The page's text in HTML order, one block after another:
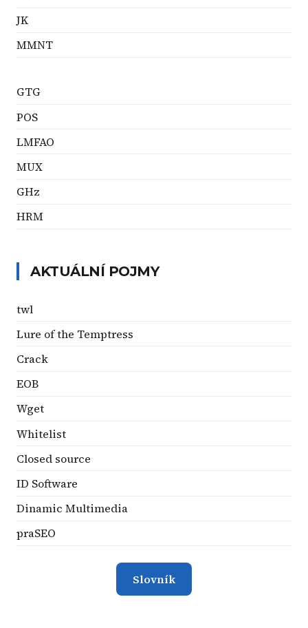
JK
MMNT
GTG
POS
LMFAO
MUX
GHz
HRM
AKTUÁLNÍ POJMY
twl
Lure of the Temptress
Crack
EOB
Wget
Whitelist
Closed source
ID Software
Dinamic Multimedia
praSEO
Slovník